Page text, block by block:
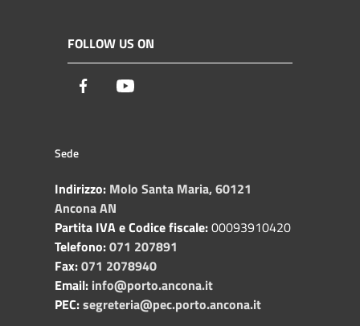
FOLLOW US ON
Facebook
Sede
Indirizzo: Molo Santa Maria, 60121
Ancona AN
Partita IVA e Codice fiscale:00093910420
Telefono:071 207891
Fax:071 2078940
Email: info@porto.ancona.it
PEC:segreteria@pec.porto.ancona.it